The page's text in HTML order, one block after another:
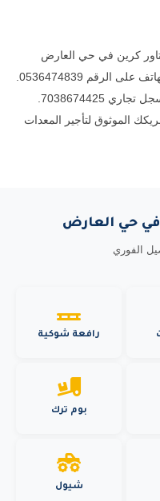
كرين في حي العارض
الموثوق لتأجير المعدات
حي العارض
الفوري
رافعة شوكية
بوم ترك
شيول